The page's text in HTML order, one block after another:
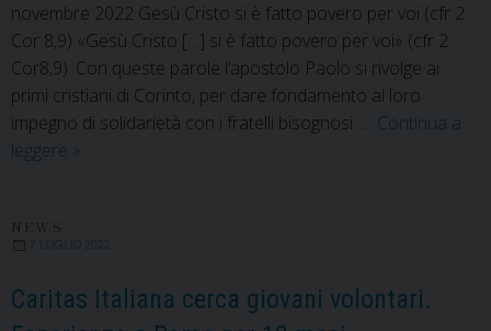
novembre 2022 Gesù Cristo si è fatto povero per voi (cfr 2
Cor 8,9) «Gesù Cristo […] si è fatto povero per voi» (cfr 2
Cor8,9). Con queste parole l’apostolo Paolo si rivolge ai
primi cristiani di Corinto, per dare fondamento al loro
impegno di solidarietà con i fratelli bisognosi. … Continua a
leggere VI
Messaggio
»
7 LUGLIO 2022
Caritas Italiana cerca giovani volontari.